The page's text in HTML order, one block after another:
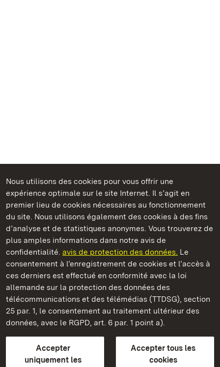
Nous utilisons des cookies pour vous offrir une
expérience optimale sur le site Internet. Il s’agit en
premier lieu de cookies nécessaires au fonctionnement
du site. Nous utilisons également des cookies à des fins
d’analyse et de statistiques anonymes. Vous trouverez de
plus amples informations dans notre avis de
confidentialité. avis de protection des données. Le
consentement à l’enregistrement de cookies et l’accès à
ces derniers est effectué en conformité avec la loi
allemande sur la protection des données des
télécommunications et des télémédias (TTDSG), section
25 par. 1, le consentement au traitement ultérieur des
données, avec le RGPD, art. 6 par. 1 point a).
Accepter
uniquement les
Accepter tous les
cookies
Châteaux et jardins publics du Bade-Wurtemberg
Staatliche Schlösser und Gärten Baden‑Württemberg
Châteaux et jardins publics du Bade-Wurtemberg
ContactFAQ et réponsesMentions légales
Protection des données
Explications sur l’accessibilité
BITV-konform (geprüfte Seiten)
plus loin